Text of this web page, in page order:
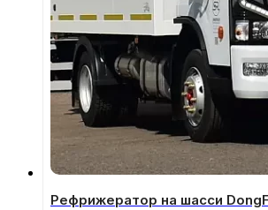
Рефрижератор на шасси